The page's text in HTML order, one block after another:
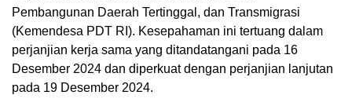
Pembangunan Daerah Tertinggal, dan Transmigrasi
(Kemendesa PDT RI). Kesepahaman ini tertuang dalam
perjanjian kerja sama yang ditandatangani pada 16
Desember 2024 dan diperkuat dengan perjanjian lanjutan
pada 19 Desember 2024.